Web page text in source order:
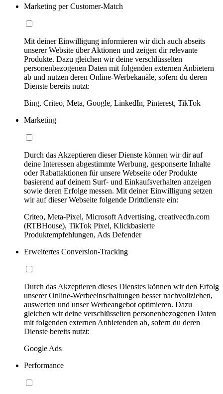
Marketing per Customer-Match
Mit deiner Einwilligung informieren wir dich auch abseits
unserer Website über Aktionen und zeigen dir relevante
Produkte. Dazu gleichen wir deine verschlüsselten
personenbezogenen Daten mit folgenden externen Anbietern
ab und nutzen deren Online-Werbekanäle, sofern du deren
Dienste bereits nutzt:
Bing, Criteo, Meta, Google, LinkedIn, Pinterest, TikTok
Marketing
Durch das Akzeptieren dieser Dienste können wir dir auf
deine Interessen abgestimmte Werbung, gesponserte Inhalte
oder Rabattaktionen für unsere Webseite oder Produkte
basierend auf deinem Surf- und Einkaufsverhalten anzeigen
sowie deren Erfolge messen. Mit deiner Einwilligung setzen
wir auf dieser Webseite folgende Drittdienste ein:
Criteo, Meta-Pixel, Microsoft Advertising, creativecdn.com
(RTBHouse), TikTok Pixel, Klickbasierte
Produktempfehlungen, Ads Defender
Erweitertes Conversion-Tracking
Durch das Akzeptieren dieses Dienstes können wir den Erfolg
unserer Online-Werbeeinschaltungen besser nachvollziehen,
auswerten und unser Werbeangebot optimieren. Dazu
gleichen wir deine verschlüsselten personenbezogenen Daten
mit folgenden externen Anbietenden ab, sofern du deren
Dienste bereits nutzt:
Google Ads
Performance